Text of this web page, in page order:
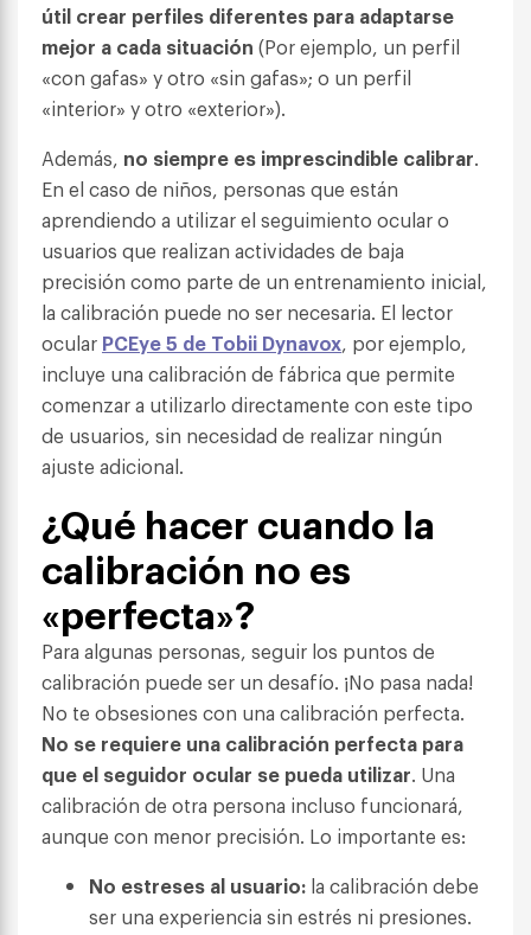
útil crear perfiles diferentes para adaptarse
mejor a cada situación (Por ejemplo, un perfil
«con gafas» y otro «sin gafas»; o un perfil
«interior» y otro «exterior»).
Además, no siempre es imprescindible calibrar.
En el caso de niños, personas que están
aprendiendo a utilizar el seguimiento ocular o
usuarios que realizan actividades de baja
precisión como parte de un entrenamiento inicial,
la calibración puede no ser necesaria. El lector
ocular PCEye 5 de Tobii Dynavox, por ejemplo,
incluye una calibración de fábrica que permite
comenzar a utilizarlo directamente con este tipo
de usuarios, sin necesidad de realizar ningún
ajuste adicional.
¿Qué hacer cuando la
calibración no es
«perfecta»?
Para algunas personas, seguir los puntos de
calibración puede ser un desafío. ¡No pasa nada!
No te obsesiones con una calibración perfecta.
No se requiere una calibración perfecta para
que el seguidor ocular se pueda utilizar. Una
calibración de otra persona incluso funcionará,
aunque con menor precisión. Lo importante es:
No estreses al usuario: la calibración debe
ser una experiencia sin estrés ni presiones.